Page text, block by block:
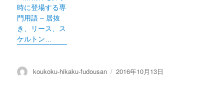
時に登場する専
門用語 – 居抜
き、リース、ス
ケルトン…
投
koukoku-hikaku-fudousan
投
2016年10月13日